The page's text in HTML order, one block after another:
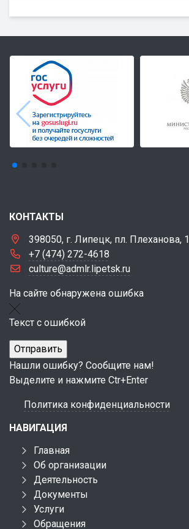
КОНТАКТЫ
398050, г. Липецк, пл. Плеханова, 1
+7 (474) 272-4618
culture@admlr.lipetsk.ru
На сайте обнаружена ошибка
Текст с ошибкой
Нашли ошибку? Сообщите нам!
Выделите и нажмите Ctr+Enter
Политика конфиденциальности
НАВИГАЦИЯ
Главная
Об организации
Деятельность
Документы
Услуги
Обращения